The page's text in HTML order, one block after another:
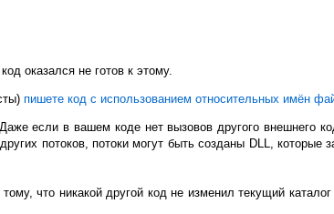
оказался не готов к этому.
пишете код с использованием относительных имён
если в вашем коде нет вызовов другого внешнего
потоков, потоки могут быть созданы DLL,
что никакой другой код не изменил текущий